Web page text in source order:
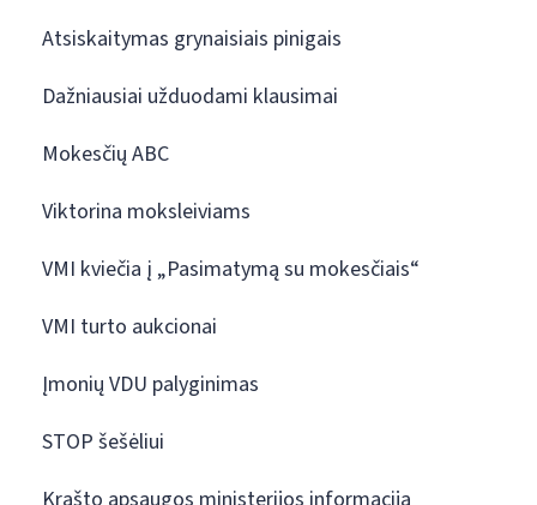
Atsiskaitymas grynaisiais pinigais
Dažniausiai užduodami klausimai
Mokesčių ABC
Viktorina moksleiviams
VMI kviečia į „Pasimatymą su mokesčiais“
VMI turto aukcionai
Įmonių VDU palyginimas
STOP šešėliui